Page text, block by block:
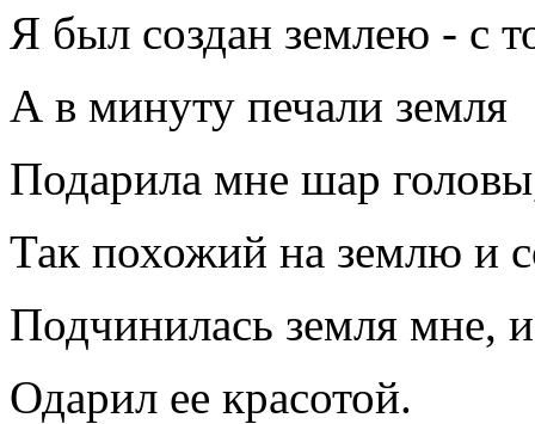
Я был создан землею - с
А в минуту печали земля
Подарила мне шар
Так похожий на землю и
Подчинилась земля мне,
Одарил ее красотой.